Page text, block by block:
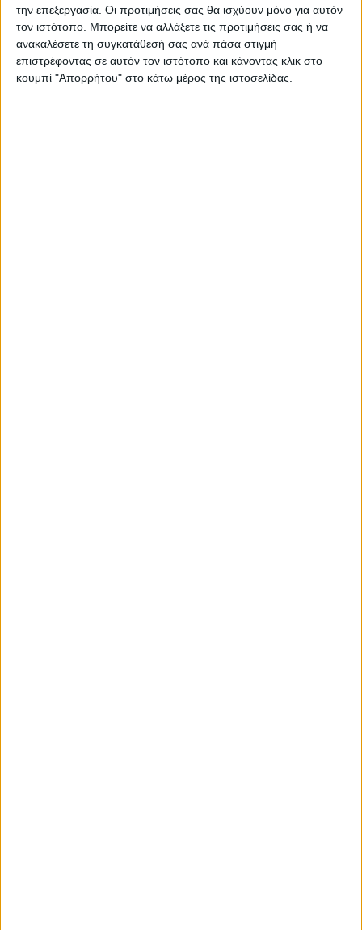
την επεξεργασία. Οι προτιμήσεις σας θα ισχύουν μόνο για αυτόν
τον ιστότοπο. Μπορείτε να αλλάξετε τις προτιμήσεις σας ή να
ανακαλέσετε τη συγκατάθεσή σας ανά πάσα στιγμή
επιστρέφοντας σε αυτόν τον ιστότοπο και κάνοντας κλικ στο
κουμπί "Απορρήτου" στο κάτω μέρος της ιστοσελίδας.
και ιδιωτική δομή καρδιοχειρουργικών
περιστατικών στη Λάρισα το θέμα λαμβάνει
διαστάσεις, καθώς δεν έχουν όλοι οι
πολίτες την οικονομική δυνατότητα να